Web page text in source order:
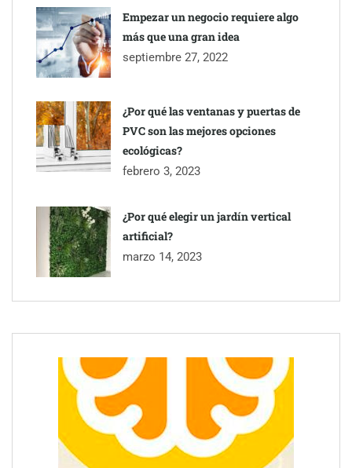
Última llamada: los destinos con las mayores caídas de precios
Empezar un negocio requiere algo
más que una gran idea
septiembre 27, 2022
¿Por qué las ventanas y puertas de
PVC son las mejores opciones
ecológicas?
febrero 3, 2023
¿Por qué elegir un jardín vertical
artificial?
marzo 14, 2023